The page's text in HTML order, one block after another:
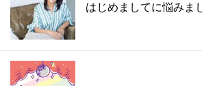
はじめましてに悩みま